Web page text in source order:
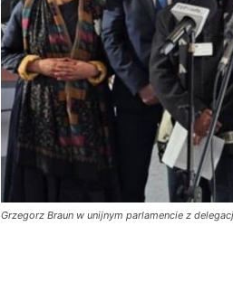
Grzegorz Braun w unijnym parlamencie z